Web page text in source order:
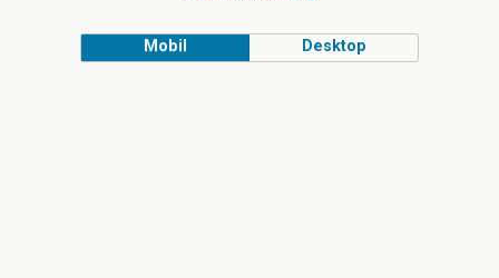
Mobil Desktop